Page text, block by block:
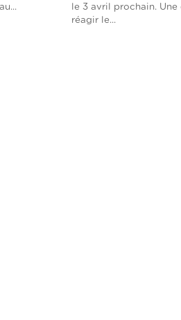
le 3 avril prochain.
réagir le...